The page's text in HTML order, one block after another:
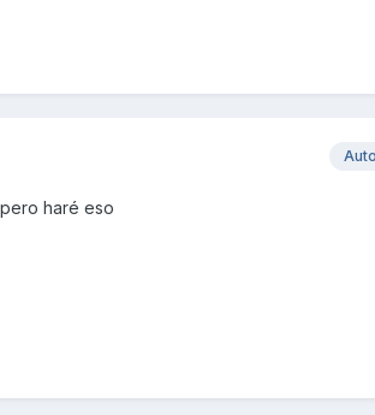
haré eso